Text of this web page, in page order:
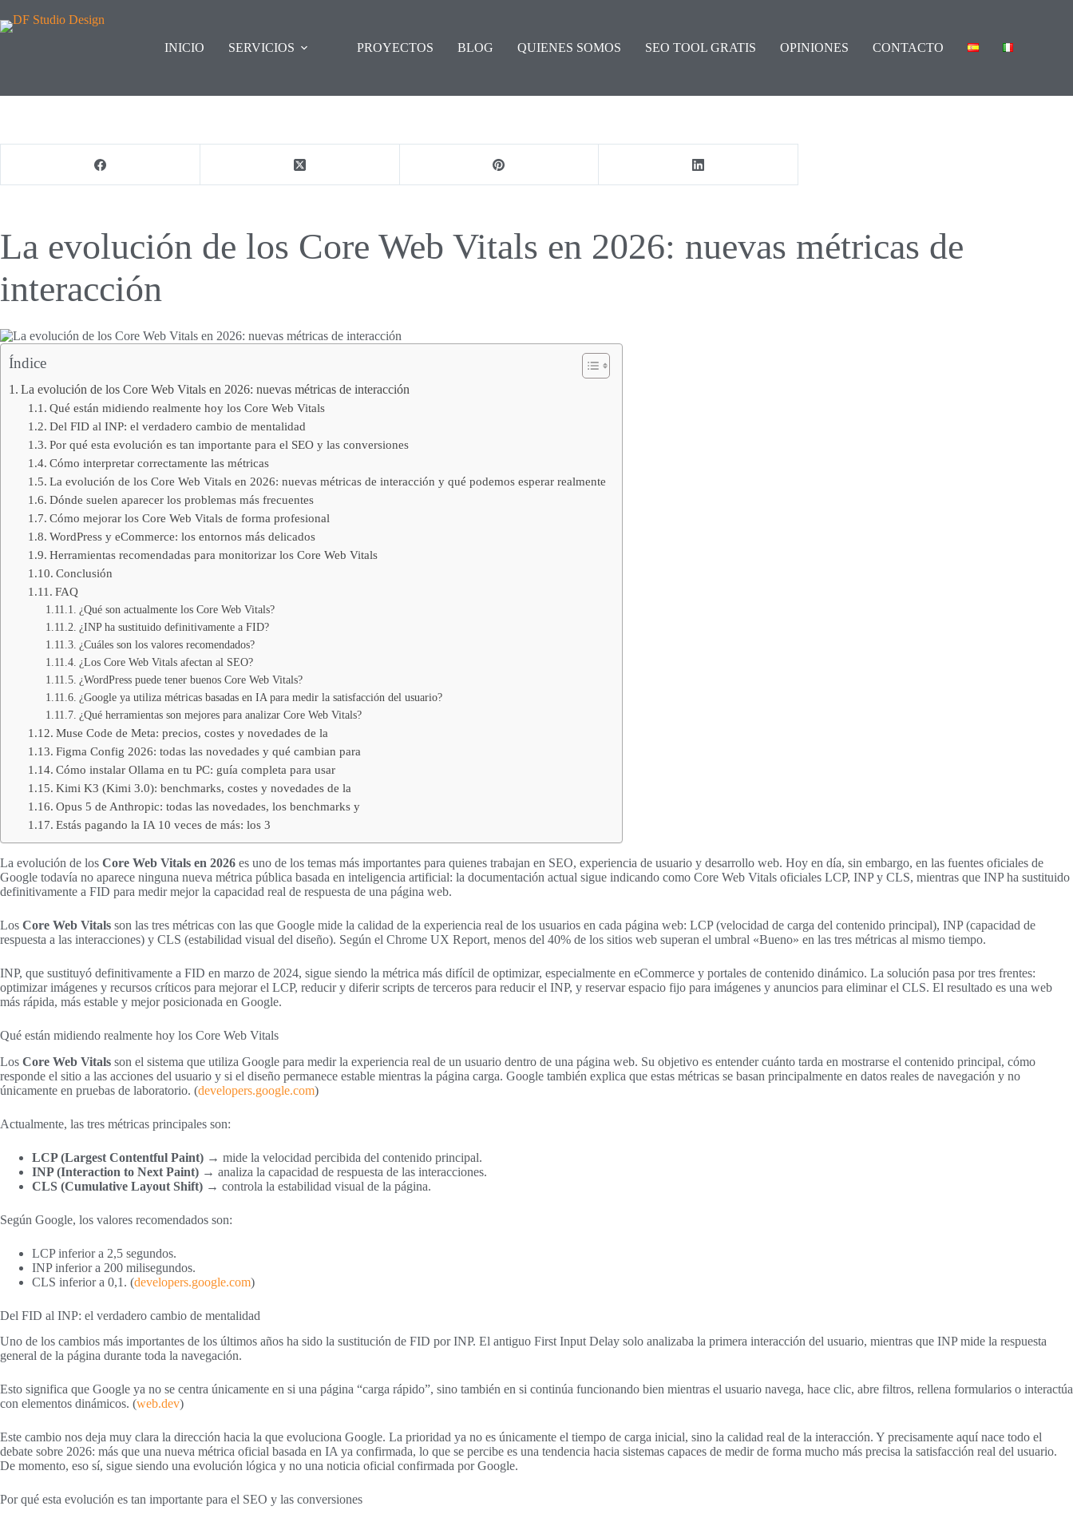
INICIO SERVICIOS PROYECTOS BLOG QUIENES SOMOS SEO TOOL GRATIS OPINIONES CONTACTO
La evolución de los Core Web Vitals en 2026: nuevas métricas de
interacción
Índice
La evolución de los Core Web Vitals en 2026: nuevas métricas de interacción
Qué están midiendo realmente hoy los Core Web Vitals
Del FID al INP: el verdadero cambio de mentalidad
Por qué esta evolución es tan importante para el SEO y las conversiones
Cómo interpretar correctamente las métricas
La evolución de los Core Web Vitals en 2026: nuevas métricas de interacción y qué podemos esperar realmente
Dónde suelen aparecer los problemas más frecuentes
Cómo mejorar los Core Web Vitals de forma profesional
WordPress y eCommerce: los entornos más delicados
Herramientas recomendadas para monitorizar los Core Web Vitals
Conclusión
FAQ
¿Qué son actualmente los Core Web Vitals?
¿INP ha sustituido definitivamente a FID?
¿Cuáles son los valores recomendados?
¿Los Core Web Vitals afectan al SEO?
¿WordPress puede tener buenos Core Web Vitals?
¿Google ya utiliza métricas basadas en IA para medir la satisfacción del usuario?
¿Qué herramientas son mejores para analizar Core Web Vitals?
Muse Code de Meta: precios, costes y novedades de la
Figma Config 2026: todas las novedades y qué cambian para
Cómo instalar Ollama en tu PC: guía completa para usar
Kimi K3 (Kimi 3.0): benchmarks, costes y novedades de la
Opus 5 de Anthropic: todas las novedades, los benchmarks y
Estás pagando la IA 10 veces de más: los 3
La evolución de los Core Web Vitals en 2026 es uno de los temas más importantes para quienes trabajan en SEO, experiencia de usuario y desarrollo web. Hoy en día, sin embargo, en las fuentes oficiales de
Google todavía no aparece ninguna nueva métrica pública basada en inteligencia artificial: la documentación actual sigue indicando como Core Web Vitals oficiales LCP, INP y CLS, mientras que INP ha sustituido
definitivamente a FID para medir mejor la capacidad real de respuesta de una página web.
Los Core Web Vitals son las tres métricas con las que Google mide la calidad de la experiencia real de los usuarios en cada página web: LCP (velocidad de carga del contenido principal), INP (capacidad de
respuesta a las interacciones) y CLS (estabilidad visual del diseño). Según el Chrome UX Report, menos del 40% de los sitios web superan el umbral «Bueno» en las tres métricas al mismo tiempo.
INP, que sustituyó definitivamente a FID en marzo de 2024, sigue siendo la métrica más difícil de optimizar, especialmente en eCommerce y portales de contenido dinámico. La solución pasa por tres frentes:
optimizar imágenes y recursos críticos para mejorar el LCP, reducir y diferir scripts de terceros para reducir el INP, y reservar espacio fijo para imágenes y anuncios para eliminar el CLS. El resultado es una web
más rápida, más estable y mejor posicionada en Google.
Qué están midiendo realmente hoy los Core Web Vitals
Los Core Web Vitals son el sistema que utiliza Google para medir la experiencia real de un usuario dentro de una página web. Su objetivo es entender cuánto tarda en mostrarse el contenido principal, cómo
responde el sitio a las acciones del usuario y si el diseño permanece estable mientras la página carga. Google también explica que estas métricas se basan principalmente en datos reales de navegación y no
únicamente en pruebas de laboratorio. (developers.google.com)
Actualmente, las tres métricas principales son:
LCP (Largest Contentful Paint) → mide la velocidad percibida del contenido principal.
INP (Interaction to Next Paint) → analiza la capacidad de respuesta de las interacciones.
CLS (Cumulative Layout Shift) → controla la estabilidad visual de la página.
Según Google, los valores recomendados son:
LCP inferior a 2,5 segundos.
INP inferior a 200 milisegundos.
CLS inferior a 0,1. (developers.google.com)
Del FID al INP: el verdadero cambio de mentalidad
Uno de los cambios más importantes de los últimos años ha sido la sustitución de FID por INP. El antiguo First Input Delay solo analizaba la primera interacción del usuario, mientras que INP mide la respuesta
general de la página durante toda la navegación.
Esto significa que Google ya no se centra únicamente en si una página “carga rápido”, sino también en si continúa funcionando bien mientras el usuario navega, hace clic, abre filtros, rellena formularios o interactúa
con elementos dinámicos. (web.dev)
Este cambio nos deja muy clara la dirección hacia la que evoluciona Google. La prioridad ya no es únicamente el tiempo de carga inicial, sino la calidad real de la interacción. Y precisamente aquí nace todo el
debate sobre 2026: más que una nueva métrica oficial basada en IA ya confirmada, lo que se percibe es una tendencia hacia sistemas capaces de medir de forma mucho más precisa la satisfacción real del usuario.
De momento, eso sí, sigue siendo una evolución lógica y no una noticia oficial confirmada por Google.
Por qué esta evolución es tan importante para el SEO y las conversiones